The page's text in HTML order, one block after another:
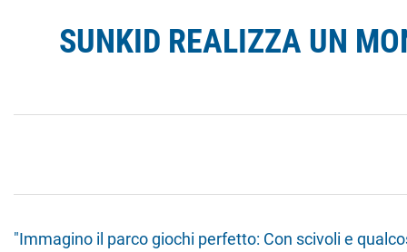
SUNKID REALIZZA UN
"Immagino il parco giochi perfetto: Con scivoli e